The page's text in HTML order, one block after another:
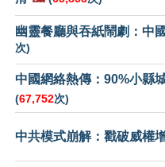
幽靈餐廳與吞紙鬧劇：中
次)
中國網絡熱傳：90%小縣
(67,752次)
中共模式崩解：戳破威權